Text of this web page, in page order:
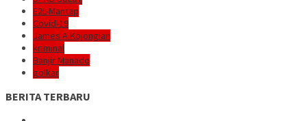
E2L-Mantap
Covid-19
James A Kojongian
kriminal
Banjir Manado
golkar
BERITA TERBARU